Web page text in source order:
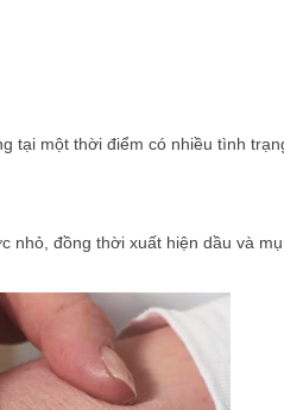
một thời điểm có nhiều tình
đồng thời xuất hiện dầu và